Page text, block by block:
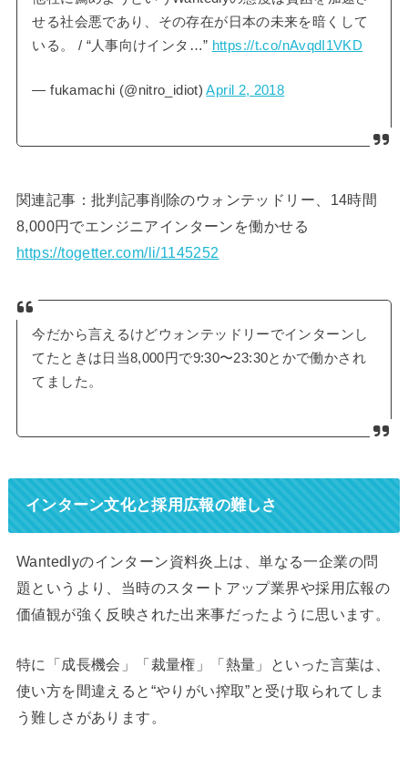
せる社会悪であり、その存在が日本の未来を暗くして
いる。 / “人事向けインタ…” https://t.co/nAvqdI1VKD
— fukamachi (@nitro_idiot)April 2, 2018
関連記事：批判記事削除のウォンテッドリー、14時間
8,000円でエンジニアインターンを働かせる
https://togetter.com/li/1145252
今だから言えるけどウォンテッドリーでインターンし
てたときは日当8,000円で9:30〜23:30とかで働かされ
てました。
インターン文化と採用広報の難しさ
Wantedlyのインターン資料炎上は、単なる一企業の問
題というより、当時のスタートアップ業界や採用広報の
価値観が強く反映された出来事だったように思います。
特に「成長機会」「裁量権」「熱量」といった言葉は、
使い方を間違えると“やりがい搾取”と受け取られてしま
う難しさがあります。